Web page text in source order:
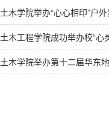
土木学院举办“心心相印”户
土木工程学院成功举办校“心
土木学院举办第十二届华东